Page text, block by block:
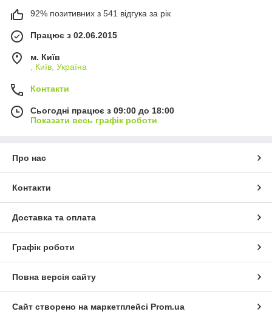
92% позитивних з 541 відгука за рік
Працює з 02.06.2015
м. Київ
, Київ, Україна
Контакти
Сьогодні працює з 09:00 до 18:00
Показати весь графік роботи
Про нас
Контакти
Доставка та оплата
Графік роботи
Повна версія сайту
Сайт створено на маркетплейсі Prom.ua